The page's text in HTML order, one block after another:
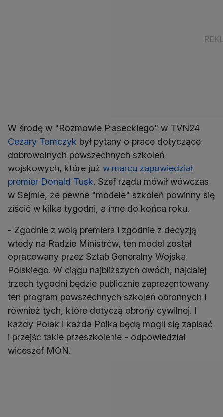
W środę w "Rozmowie Piaseckiego" w TVN24
Cezary Tomczyk był pytany o prace dotyczące
dobrowolnych powszechnych szkoleń
wojskowych, które już w marcu zapowiedział
premier Donald Tusk. Szef rządu mówił wówczas
w Sejmie, że pewne "modele" szkoleń powinny się
ziścić w kilka tygodni, a inne do końca roku.
- Zgodnie z wolą premiera i zgodnie z decyzją
wtedy na Radzie Ministrów, ten model został
opracowany przez Sztab Generalny Wojska
Polskiego. W ciągu najbliższych dwóch, najdalej
trzech tygodni będzie publicznie zaprezentowany
ten program powszechnych szkoleń obronnych i
również tych, które dotyczą obrony cywilnej. I
każdy Polak i każda Polka będą mogli się zapisać
i przejść takie przeszkolenie - odpowiedział
wiceszef MON.